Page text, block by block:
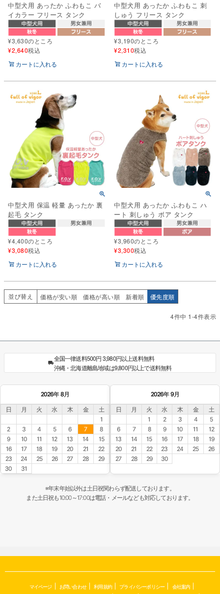
中型犬用 あったか ふわもこ バ
イカラー フリース タンク
¥3,630のところ
¥2,640税込
カートに入れる
中型犬用 あったか ふわもこ 刺
しゅう フリース タンク
¥3,190のところ
¥2,310税込
カートに入れる
中型犬用 保温 軽量 あったか 裏
起毛 タンク
¥4,400のところ
¥3,080税込
カートに入れる
中型犬用 あったか ふわもこ ハ
ート 刺しゅう ボア タンク
¥3,960のところ
¥3,300税込
カートに入れる
並び替え 価格が安い順 価格が高い順 新着順 優先度順
4件中 1-4件表示
全国一律送料500円 3,980円以上送料無料
沖縄・北海道離島地域は9,800円以上で送料無料
2026年 8月
日 月 火 水 木 金
土
1
2
3 4 5 6 7
8
9
10 11 12 13 14
15
16
17 18 19 20 21
22
23
24 25 26 27 28
29
30
31
2026年 9月
日 月 火 水 木 金
土
1
2 3 4
5
6
7 8 9 10 11
12
13
14 15 16 17 18
19
20
21 22 23 24 25
26
27
28 29 30
※年末年始以外は土日祝関わらず配送しております。
また土日祝も10:00～17:00は電話・メールなども対応しております。
マイページ お問い合わせ 利用規約 プライバシーポリシー
会社案内